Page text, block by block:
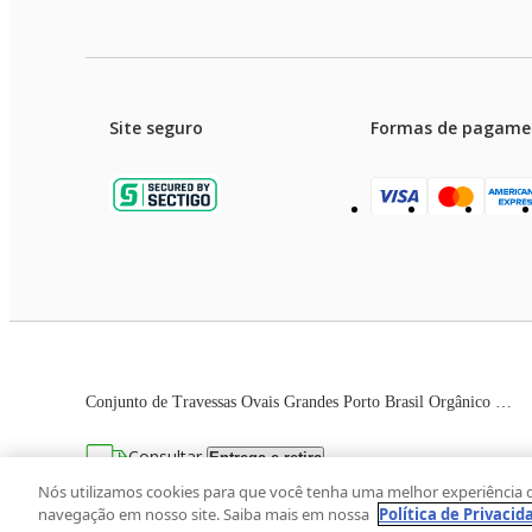
Consultar Entrega e retira
Site seguro Formas de
Preços e condições de
As imagens dos produtos são meramente
Avenida Zaki Narchi, nº 1650, sobreloja,
Nós utilizamos cookies para que você tenha uma melhor experiência
navegação em nosso site. Saiba mais em nossa Política de